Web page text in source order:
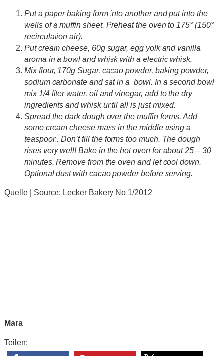
Put a paper baking form into another and put into the
wells of a muffin sheet. Preheat the oven to 175° (150°
recirculation air).
Put cream cheese, 60g sugar, egg yolk and vanilla
aroma in a bowl and whisk with a electric whisk.
Mix flour, 170g Sugar, cacao powder, baking powder,
sodium carbonate and sat in a bowl. In a second bowl
mix 1/4 liter water, oil and vinegar, add to the dry
ingredients and whisk until all is just mixed.
Spread the dark dough over the muffin forms. Add
some cream cheese mass in the middle using a
teaspoon. Don’t fill the forms too much. The dough
rises very well! Bake in the hot oven for about 25 – 30
minutes. Remove from the oven and let cool down.
Optional dust with cacao powder before serving.
Quelle | Source: Lecker Bakery No 1/2012
Mara
Teilen: